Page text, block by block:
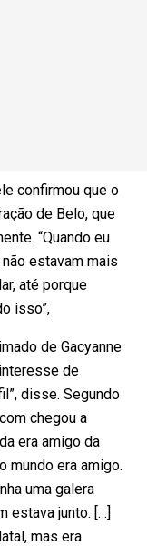
confirmou que o
de Belo, que
“Quando eu
estavam mais
até porque
isso”,
de Gacyanne
de
disse. Segundo
chegou a
era amigo da
mundo era amigo.
uma galera
estava junto. […]
mas era